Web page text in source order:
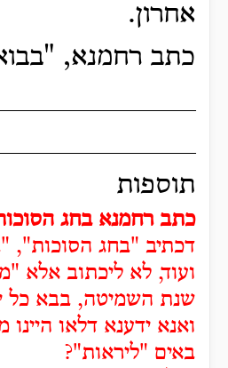
אחרון.
כתב רחמנא,
תוספות
כתב רחמנא בחג
דכתיב "בחג הסוכות",
ועוד, לא ליכתוב אלא
שנת השמיטה, בבא כל
ואנא ידענא דלאו
באים "ליראות"?